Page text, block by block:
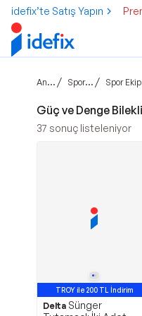
idefix’te Satış Yapın
Ana sayfa / Spor & Outdoor / Spor Ekipman & Aksesuar
Güç ve Denge
37 sonuç listeleniyor
TROY ile 200 TL İndirim
Delta Sünger